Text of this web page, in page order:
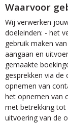
Waarvoor
Wij verwerken
doeleinden: - het
gebruik maken
aangaan en
gemaakte
gesprekken via
opnemen van
het opnemen van
met betrekking tot
uitvoering van de